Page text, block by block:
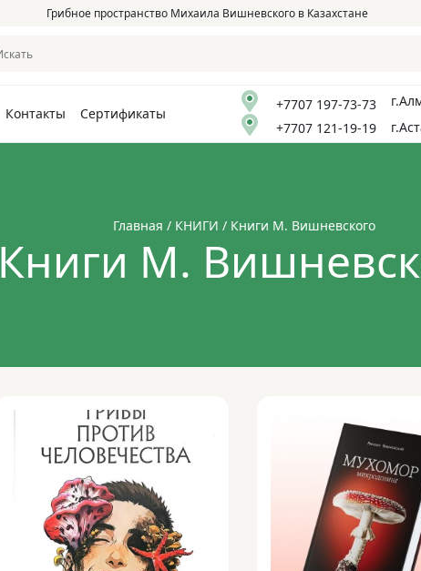
Грибное пространство Михаила Вишневского в Казахстане
Контакты Сертификаты
+7707 197-73-73
+7707 121-19-19
Главная / КНИГИ / Книги М. Вишневского
Книги М.